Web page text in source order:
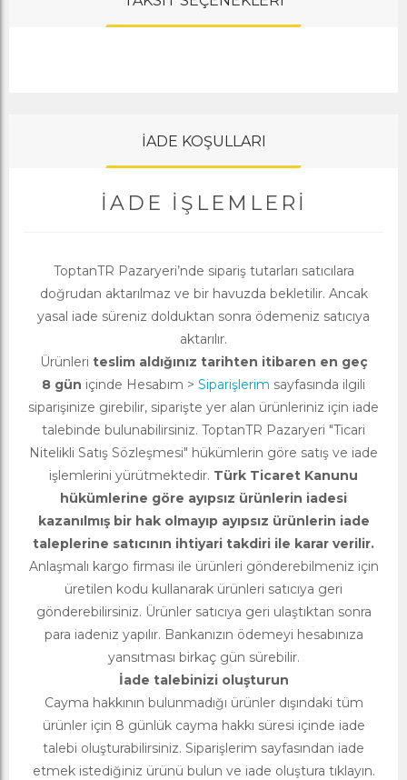
İADE KOŞULLARI
İADE İŞLEMLERI
ToptanTR Pazaryeri’nde sipariş tutarları satıcılara
doğrudan aktarılmaz ve bir havuzda bekletilir. Ancak
yasal iade süreniz dolduktan sonra ödemeniz satıcıya
aktarılır.
Ürünleri teslim aldığınız tarihten itibaren en geç
8 gün içinde Hesabım > Siparişlerim sayfasında ilgili
siparişinize girebilir, siparişte yer alan ürünleriniz için iade
talebinde bulunabilirsiniz. ToptanTR Pazaryeri "Ticari
Nitelikli Satış Sözleşmesi" hükümlerin göre satış ve iade
işlemlerini yürütmektedir. Türk Ticaret Kanunu
hükümlerine göre ayıpsız ürünlerin iadesi
kazanılmış bir hak olmayıp ayıpsız ürünlerin iade
taleplerine satıcının ihtiyari takdiri ile karar verilir.
Anlaşmalı kargo firması ile ürünleri gönderebilmeniz için
üretilen kodu kullanarak ürünleri satıcıya geri
gönderebilirsiniz. Ürünler satıcıya geri ulaştıktan sonra
para iadeniz yapılır. Bankanızın ödemeyi hesabınıza
yansıtması birkaç gün sürebilir.
İade talebinizi oluşturun
Cayma hakkının bulunmadığı ürünler dışındaki tüm
ürünler için 8 günlük cayma hakkı süresi içinde iade
talebi oluşturabilirsiniz. Siparişlerim sayfasından iade
etmek istediğiniz ürünü bulun ve iade oluştura tıklayın.